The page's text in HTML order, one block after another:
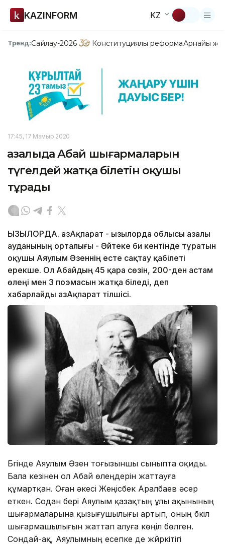
KAZINFORM KZ
Тренд:Сайлау-2026 Конституциялық реформаАрнайы
17:45, 17 Мамыр 2020
Қазалыда Абай шығармаларын
түгелдей жатқа білетін оқушы
тұрады
ҚЫЗЫЛОРДА. ҚазАқпарат - Қызылорда облысы Қазалы
ауданының орталығы - Әйтеке би кентінде тұратын
оқушы Аяулым Әзеннің есте сақтау қабілеті
ерекше. Ол Абайдың 45 қара сөзін, 200-ден астам
өлеңі мен 3 поэмасын жатқа біледі, деп
хабарлайды ҚазАқпарат тілшісі.
Бүгінде Аяулым Әзен тоғызыншы сыныпта оқиды.
Бала кезінен ол Абай өлеңдерін жаттауға
құмартқан. Оған әкесі Жеңісбек Аралбаев әсер
еткен. Содан бері Аяулым қазақтың ұлы ақынының
шығармаларына қызығушылығы артып, оның бүкіл
шығармашылығын жаттап алуға көңіл бөлген.
Сондай-ақ, Аяулымның есепке де жүйркітігі